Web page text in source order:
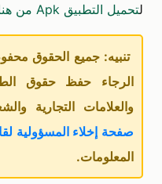
لتحميل التطبيق Apk من هنا
تنبيه: جميع الحقوق
الرجاء حفظ حقوق
والعلامات التجارية
صفحة إخلاء المسؤولية
المعلومات.